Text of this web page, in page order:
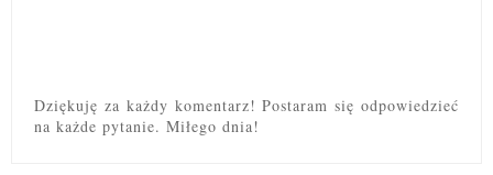
Dziękuję za każdy komentarz! Postaram się odpowiedzieć
na każde pytanie. Miłego dnia!